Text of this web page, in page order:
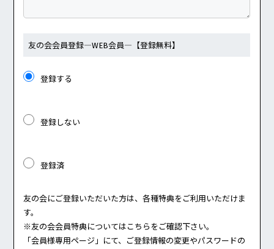
友の会会員登録―WEB会員― 【登録無料】
登録する
登録しない
登録済
友の会にご登録いただいた方は、各種特典をご利用いただけま
す。
※友の会会員特典については こちら をご確認下さい。
「会員様専用ページ」にて、ご登録情報の変更やパスワードの